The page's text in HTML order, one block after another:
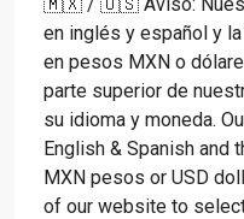
en inglés y español y
en pesos MXN o
parte superior de
su idioma y moneda.
English & Spanish and
MXN pesos or USD
of our website to